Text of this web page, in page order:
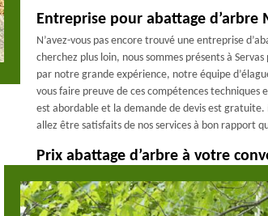
Entreprise pour abattage d’arbre
N’avez-vous pas encore trouvé une entreprise
cherchez plus loin, nous sommes présents à
par notre grande expérience, notre équipe
vous faire preuve de ces compétences
est abordable et la demande de devis est gratuite.
allez être satisfaits de nos services à bon rapport
Prix abattage d’arbre à votre